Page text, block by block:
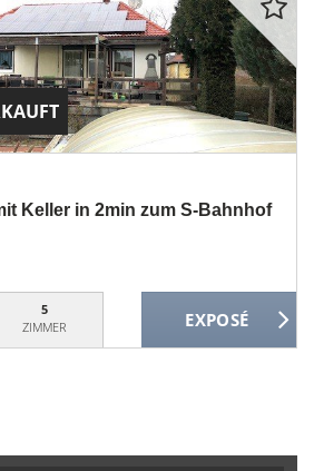
Keller in 2min zum S-Bahnhof
5
ZIMMER